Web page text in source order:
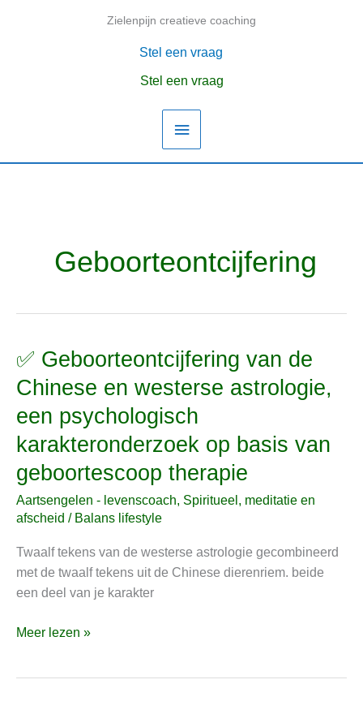
Zielenpijn creatieve coaching
Hoofdmenu
Stel een vraag
Stel een vraag
Geboorteontcijfering
✅ Geboorteontcijfering van de
Chinese en westerse astrologie,
een psychologisch
karakteronderzoek op basis van
geboortescoop therapie
Aartsengelen - levenscoach, Spiritueel, meditatie en
afscheid / Balans lifestyle
Twaalf tekens van de westerse astrologie gecombineerd
met de twaalf tekens uit de Chinese dierenriem. beide
een deel van je karakter
✅
van
de
Chinese
en
westerse
astrologie,
een
karakteronderzoek
op
basis
geboortescoop
Meer lezen »